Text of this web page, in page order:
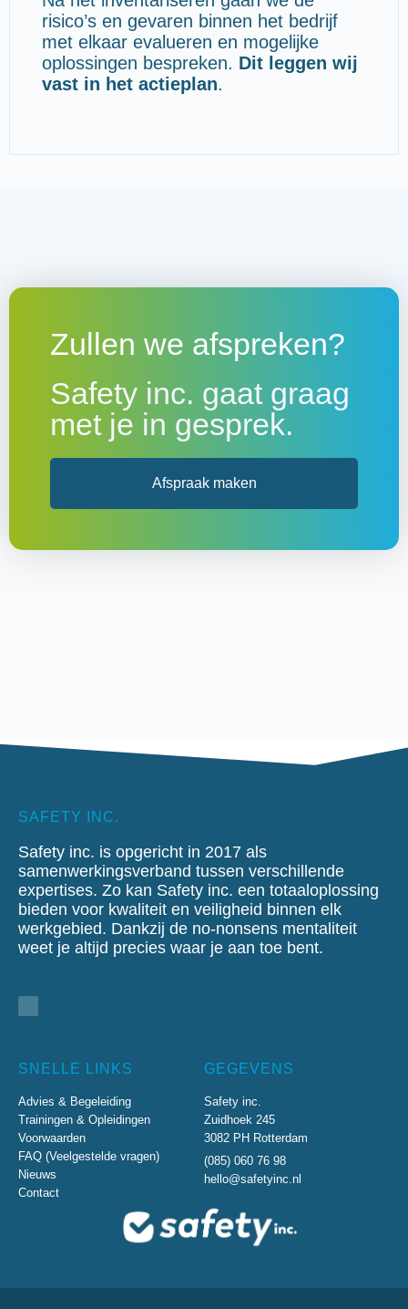
risico’s en gevaren binnen het bedrijf
met elkaar evalueren en mogelijke
oplossingen bespreken. Dit leggen wij
vast in het actieplan.
Zullen we afspreken?
Safety inc. gaat graag
met je in gesprek.
Afspraak maken
SAFETY INC.
Safety inc. is opgericht in 2017 als
samenwerkingsverband tussen verschillende
expertises. Zo kan Safety inc. een totaaloplossing
bieden voor kwaliteit en veiligheid binnen elk
werkgebied. Dankzij de no-nonsens mentaliteit
weet je altijd precies waar je aan toe bent.
SNELLE LINKS
Advies & Begeleiding
Trainingen & Opleidingen
Voorwaarden
FAQ (Veelgestelde vragen)
Nieuws
Contact
GEGEVENS
Safety inc.
Zuidhoek 245
3082 PH Rotterdam
(085) 060 76 98
hello@safetyinc.nl